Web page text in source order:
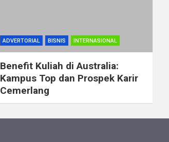
ADVERTORIAL BISNIS INTERNASIONAL
Benefit Kuliah di Australia:
Kampus Top dan Prospek Karir
Cemerlang